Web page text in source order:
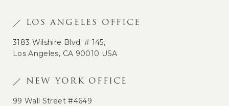
LOS ANGELES OFFICE
3183 Wilshire Blvd. # 145,
Los Angeles, CA 90010 USA
NEW YORK OFFICE
99 Wall Street #4649